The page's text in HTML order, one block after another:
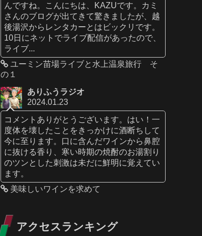
んですね。こんにちは、KAZUです。カミ
さんのブログが出てきて驚きましたが、越
後湯沢からレンタカーとはビックリです。
10日にネットでライブ配信があったので、
ライブ...
ユーミン苗場ライブと水上温泉旅行 そ
の１
ありふうラジオ
2024.01.23
コメントありがとうございます。はい！一
度体を壊したことをきっかけに酒断ちして
今に至ります。口に含んだワインから鼻腔
に抜ける香り、寒い時期の焼酎のお湯割り
のツンとした刺激は未だに鮮明に覚えてい
ます。
美味しいワインを求めて
アクセスランキング